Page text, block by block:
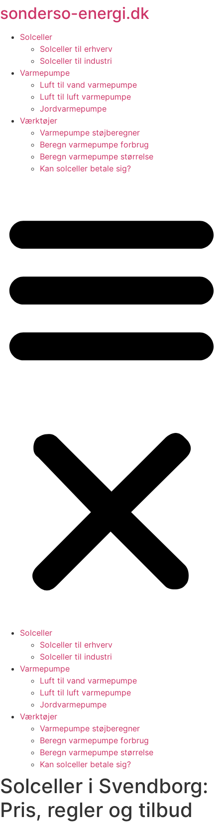
Videre
til
indhold
sonderso-energi.dk
Solceller
Solceller til erhverv
Solceller til industri
Varmepumpe
Luft til vand varmepumpe
Luft til luft varmepumpe
Jordvarmepumpe
Værktøjer
Varmepumpe støjberegner
Beregn varmepumpe forbrug
Beregn varmepumpe størrelse
Kan solceller betale sig?
Solceller
Solceller til erhverv
Solceller til industri
Varmepumpe
Luft til vand varmepumpe
Luft til luft varmepumpe
Jordvarmepumpe
Værktøjer
Varmepumpe støjberegner
Beregn varmepumpe forbrug
Beregn varmepumpe størrelse
Kan solceller betale sig?
Solceller i Svendborg:
Pris, regler og tilbud